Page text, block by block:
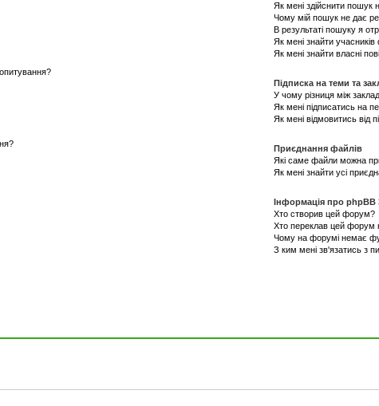
Як мені здійснити пошук
Чому мій пошук не дає
В результаті пошуку я
Як мені знайти
Як мені знайти власні
Підписка на теми та
У чому різниця між
Як мені підписатись на
Як мені відмовитись від
Приєднання файлів
Які саме файли можна
Як мені знайти усі
Інформація про phpBB
Хто створив цей форум?
Хто переклав цей форум
Чому на форумі немає
З ким мені зв'язатись з